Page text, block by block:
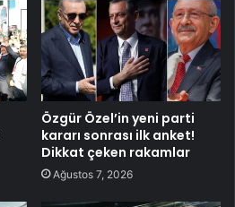
Özgür Özel’in yeni parti
kararı sonrası ilk anket!
Dikkat çeken rakamlar
Ağustos 7, 2026